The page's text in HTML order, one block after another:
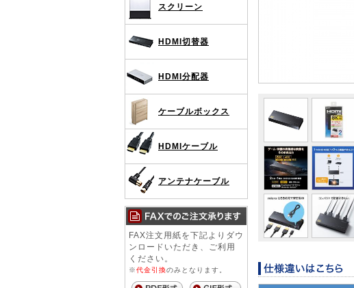
スクリーン
HDMI切替器
HDMI分配器
ケーブルボックス
HDMIケーブル
アンテナケーブル
FAX注文用紙を下記よりダウ
ンロードいただき、ご利用
ください。
※代金引換のみとなります。